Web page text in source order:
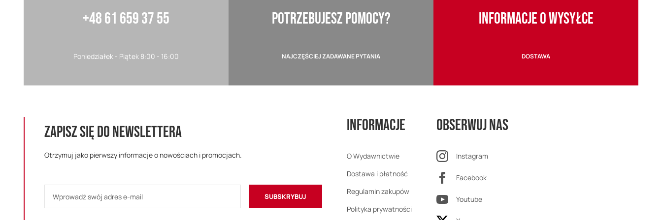
+48 61 659 37 55
Poniedziałek - Piątek 8:00 - 16:00
POTRZEBUJESZ POMOCY?
NAJCZĘŚCIEJ ZADAWANE PYTANIA
INFORMACJE O WYSYŁCE
DOSTAWA
ZAPISZ SIĘ DO NEWSLETTERA
Otrzymuj jako pierwszy informacje o nowościach i promocjach.
SUBSKRYBUJ
Informacje
O Wydawnictwie
Dostawa i płatność
Regulamin zakupów
Polityka prywatności
Obserwuj nas
Instagram
Facebook
Youtube